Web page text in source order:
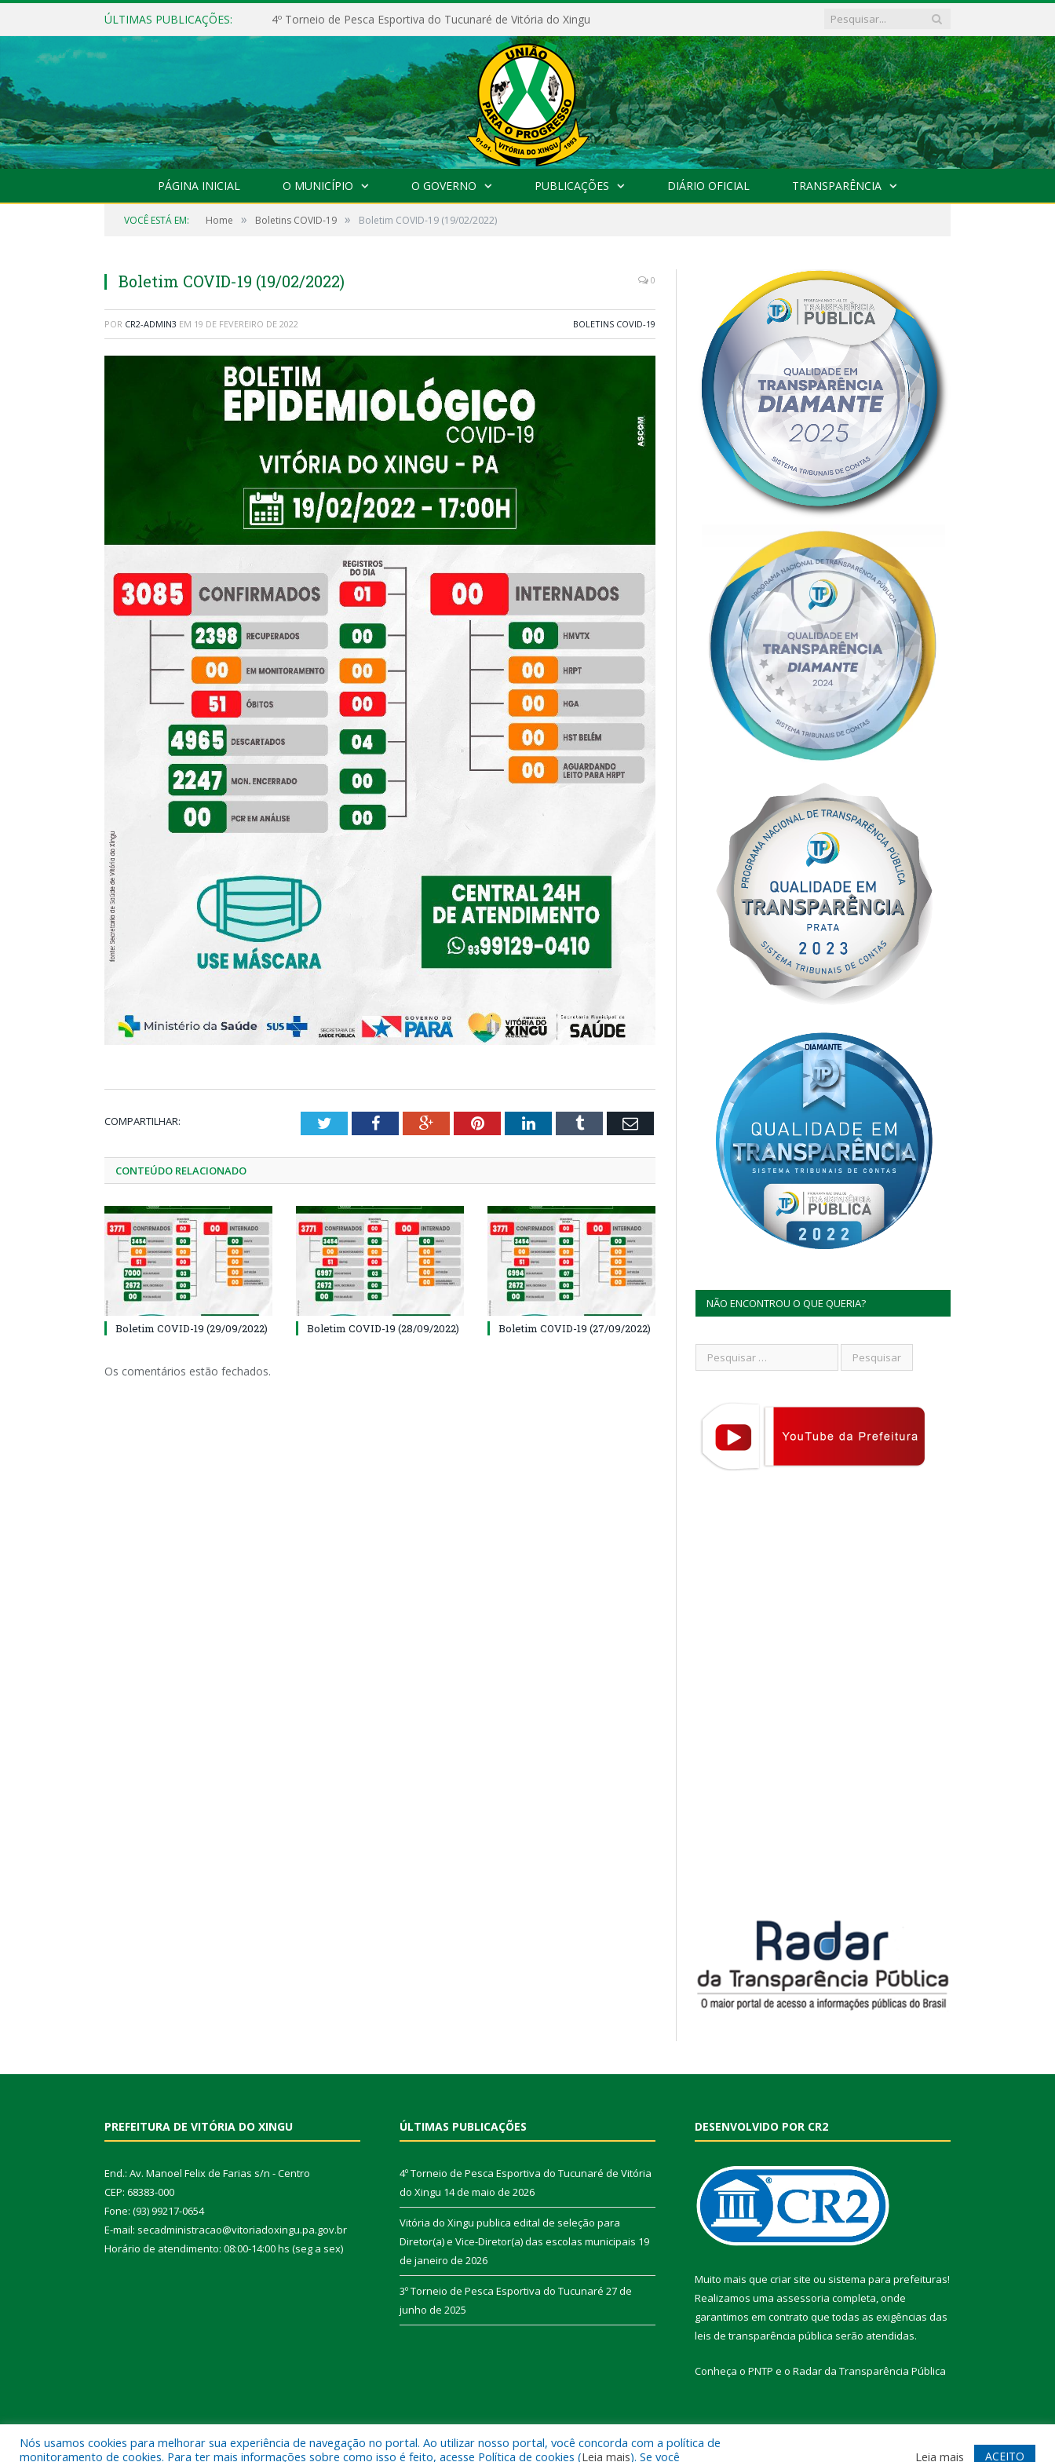
ÚLTIMAS PUBLICAÇÕES: 4º Torneio de Pesca Esportiva do Tucunaré de Vitória do Xingu
PÁGINA INICIAL O MUNICÍPIO O GOVERNO PUBLICAÇÕES DIÁRIO OFICIAL TRANSPARÊNCIA
VOCÊ ESTÁ EM: Home » Boletins COVID-19 » Boletim COVID-19 (19/02/2022)
Boletim COVID-19 (19/02/2022) 0
POR CR2-ADMIN3 EM 19 DE FEVEREIRO DE 2022 BOLETINS COVID-19
COMPARTILHAR: TwitterFacebookGoogle+PinterestLinkedInTumblr Email
CONTEÚDO RELACIONADO
Boletim COVID-19 (29/09/2022) Boletim COVID-19 (28/09/2022) Boletim COVID-19 (27/09/2022)
Os comentários estão fechados.
NÃO ENCONTROU O QUE QUERIA?
PREFEITURA DE VITÓRIA DO XINGU
End.: Av. Manoel Felix de Farias s/n - Centro
CEP: 68383-000
Fone: (93) 99217-0654
E-mail: secadministracao@vitoriadoxingu.pa.gov.br
Horário de atendimento: 08:00-14:00 hs (seg a sex)
ÚLTIMAS PUBLICAÇÕES
4º Torneio de Pesca Esportiva do Tucunaré de Vitória
do Xingu 14 de maio de 2026
Vitória do Xingu publica edital de seleção para
Diretor(a) e Vice-Diretor(a) das escolas municipais 19
de janeiro de 2026
3º Torneio de Pesca Esportiva do Tucunaré 27 de
junho de 2025
DESENVOLVIDO POR CR2
Muito mais que criar site ou sistema para prefeituras!
Realizamos uma assessoria completa, onde
garantimos em contrato que todas as exigências das
leis de transparência pública serão atendidas.
Conheça o PNTP e o Radar da Transparência Pública
Todos os direitos reservados a Prefeitura Municipal de Vitória do Xingu. Mapa do Site Acessar Webmail
Nós usamos cookies para melhorar sua experiência de navegação no portal. Ao utilizar nosso portal, você concorda com a política de
monitoramento de cookies. Para ter mais informações sobre como isso é feito, acesse Política de cookies (Leia mais). Se você Leia mais ACEITO